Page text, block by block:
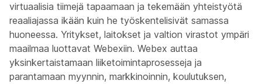
virtuaalisia tiimejä tapaamaan ja tekemään yhteistyötä
reaaliajassa ikään kuin he työskentelisivät samassa
huoneessa. Yritykset, laitokset ja valtion virastot ympäri
maailmaa luottavat Webexiin. Webex auttaa
yksinkertaistamaan liiketoimintaprosesseja ja
parantamaan myynnin, markkinoinnin, koulutuksen,